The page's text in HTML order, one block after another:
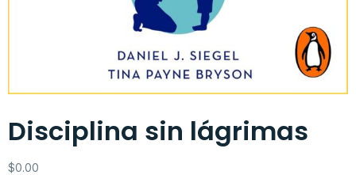
Disciplina sin lágrimas
$0.00